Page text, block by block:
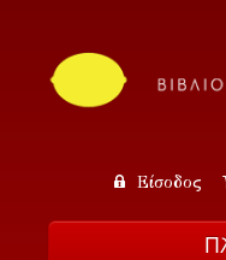
Είσοδος